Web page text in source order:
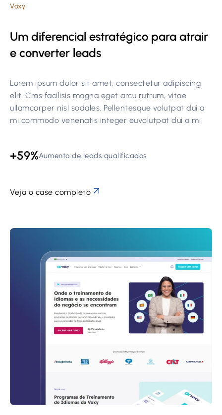
Voxy
Um diferencial estratégico para atrair
e converter leads
Lorem ipsum dolor sit amet, consectetur adipiscing
elit. Cras facilisis magna eget arcu rutrum, vitae
ullamcorper nisl sodales. Pellentesque volutpat dui a
mi commodo venenatis integer euvolutpat dui a mi
+59%Aumento de leads qualificados
Veja o case completo